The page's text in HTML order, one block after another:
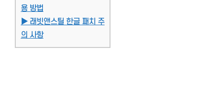
용 방법
▶ 래빗앤스틸 한글 패치 주
의 사항